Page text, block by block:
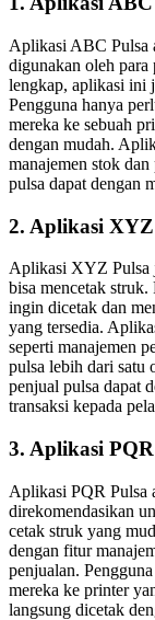
Aplikasi ABC Pulsa
digunakan oleh
lengkap, aplikasi ini
Pengguna hanya
mereka ke sebuah
dengan mudah.
manajemen stok
pulsa dapat dengan
2. Aplikasi XYZ
Aplikasi XYZ Pulsa
bisa mencetak
ingin dicetak dan
yang tersedia.
seperti manajemen
pulsa lebih dari satu
penjual pulsa dapat
transaksi kepada
3. Aplikasi
Aplikasi PQR Pulsa
direkomendasikan
cetak struk yang
dengan fitur
penjualan.
mereka ke printer
langsung dicetak